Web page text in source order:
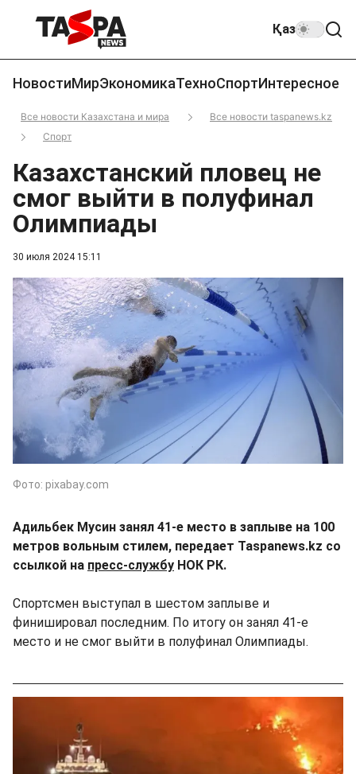
Қаз
НовостиМирЭкономикаТехноСпортИнтересное
Все новости Казахстана и мира
Все новости taspanews.kz
Спорт
30 июля 2024 15:11
Казахстанский пловец не
смог выйти в полуфинал
Олимпиады
Фото: pixabay.com
Адильбек Мусин занял 41-е место в заплыве на 100
метров вольным стилем, передает Taspanews.kz со
ссылкой на пресс-службу НОК РК.
Спортсмен выступал в шестом заплыве и
финишировал последним. По итогу он занял 41-е
место и не смог выйти в полуфинал Олимпиады.